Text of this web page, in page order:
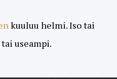
kuuluu helmi. Iso tai
useampi.